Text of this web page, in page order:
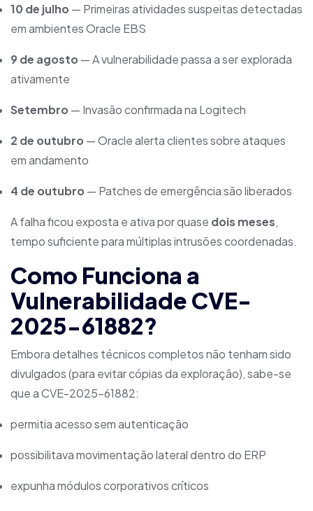
10 de julho — Primeiras atividades suspeitas detectadas
em ambientes Oracle EBS
9 de agosto — A vulnerabilidade passa a ser explorada
ativamente
Setembro — Invasão confirmada na Logitech
2 de outubro — Oracle alerta clientes sobre ataques
em andamento
4 de outubro — Patches de emergência são liberados
A falha ficou exposta e ativa por quase dois meses,
tempo suficiente para múltiplas intrusões coordenadas.
Como Funciona a
Vulnerabilidade CVE-
2025-61882?
Embora detalhes técnicos completos não tenham sido
divulgados (para evitar cópias da exploração), sabe-se
que a CVE-2025-61882:
permitia acesso sem autenticação
possibilitava movimentação lateral dentro do ERP
expunha módulos corporativos críticos